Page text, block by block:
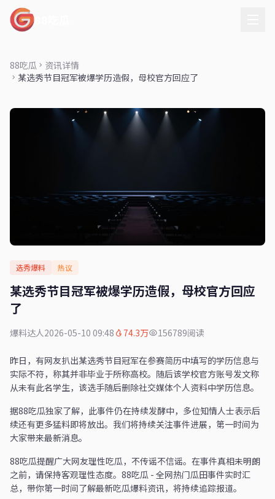
88吃瓜
资讯详情
某选秀节目冠军被爆学历造假，母校官方回应了
选秀爆料 热议
某选秀节目冠军被爆学历造假，母校官方回应
了
爆料达人2026-05-10 09:48 74.3万 156789阅读
昨日，有网友扒出某选秀节目冠军在参赛简历中填写的学历信息与
实际不符，称其并非毕业于所称高校。随后该学校官方账号发文称
从未有此名学生，该选手随后删除社交媒体个人资料中学历信息。
据88吃瓜独家了解，此事件仍在持续发酵中，多位知情人士表示后
续还有更多猛料即将放出。我们将持续关注事件进展，第一时间为
大家带来最新消息。
88吃瓜提醒广大网友理性吃瓜，不传谣不信谣。在事件真相未明朗
之前，请保持客观理性态度。88吃瓜 - 全网热门瓜田事件实时汇
总，带你第一时间了解最新吃瓜爆料资讯，将持续追踪报道。